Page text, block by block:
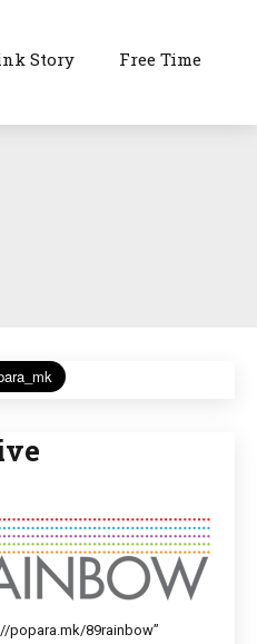
Story Free Time
popara.mk/89rainbow”